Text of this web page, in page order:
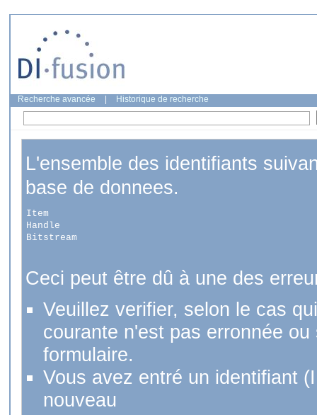
Recherche avancée Historique de recherche
L'ensemble des identifiants
base de donnees.
Item
Handle
Bitstream
Ceci peut être dû à une des
Veuillez verifier, selon le cas
courante n'est pas erronnée
formulaire.
Vous avez entré un identifiant
nouveau